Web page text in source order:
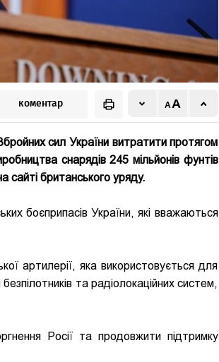
коментар
сил України витратити протягом
снарядів 245 мільйонів фунтів
сайті британського уряду.
боєприпасів України, які вважаються
артилерії, яка використовується для
та радіолокаційних систем,
Росії та продовжити підтримку